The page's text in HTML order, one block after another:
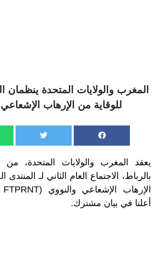
المغرب والولايات المتحدة ينظمان
للوقاية من الإرهاب
بالرباط، الاجتماع العام الثاني لـ المنتدى
أعلنا في بيان مشترك.